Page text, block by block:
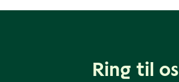
Ring til os